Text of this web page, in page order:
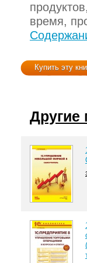
время,
Купить эту
Другие